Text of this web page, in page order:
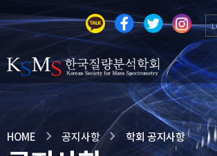
HOME 공지사항 학회 공지사항